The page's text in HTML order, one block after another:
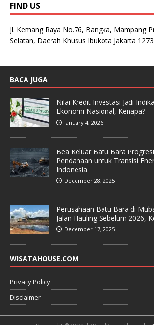
FIND US
Jl. Kemang Raya No.76, Bangka, Mampang
Selatan, Daerah Khusus Ibukota Jakarta
BACA JUGA
Nilai Kredit Investasi Jadi
Ekonomi Nasional, Kenapa?
January 4, 2026
Bea Keluar Batu Bara
Pendanaan untuk Transisi
Indonesia
December 28, 2025
Perusahaan Batu Bara di
Jalan Hauling Sebelum 2026,
December 17, 2025
WISATAHOUSE.COM
Privacy Policy
Disclaimer